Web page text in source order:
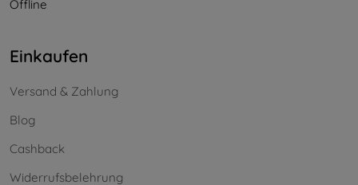
Offline
Einkaufen
Versand & Zahlung
Blog
Cashback
Widerrufsbelehrung